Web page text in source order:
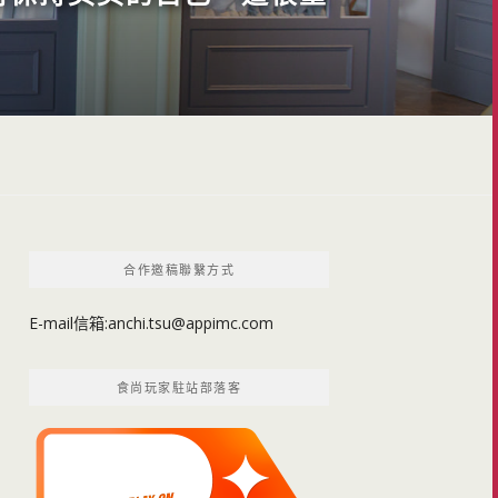
合作邀稿聯繫方式
E-mail信箱:anchi.tsu@appimc.com
食尚玩家駐站部落客